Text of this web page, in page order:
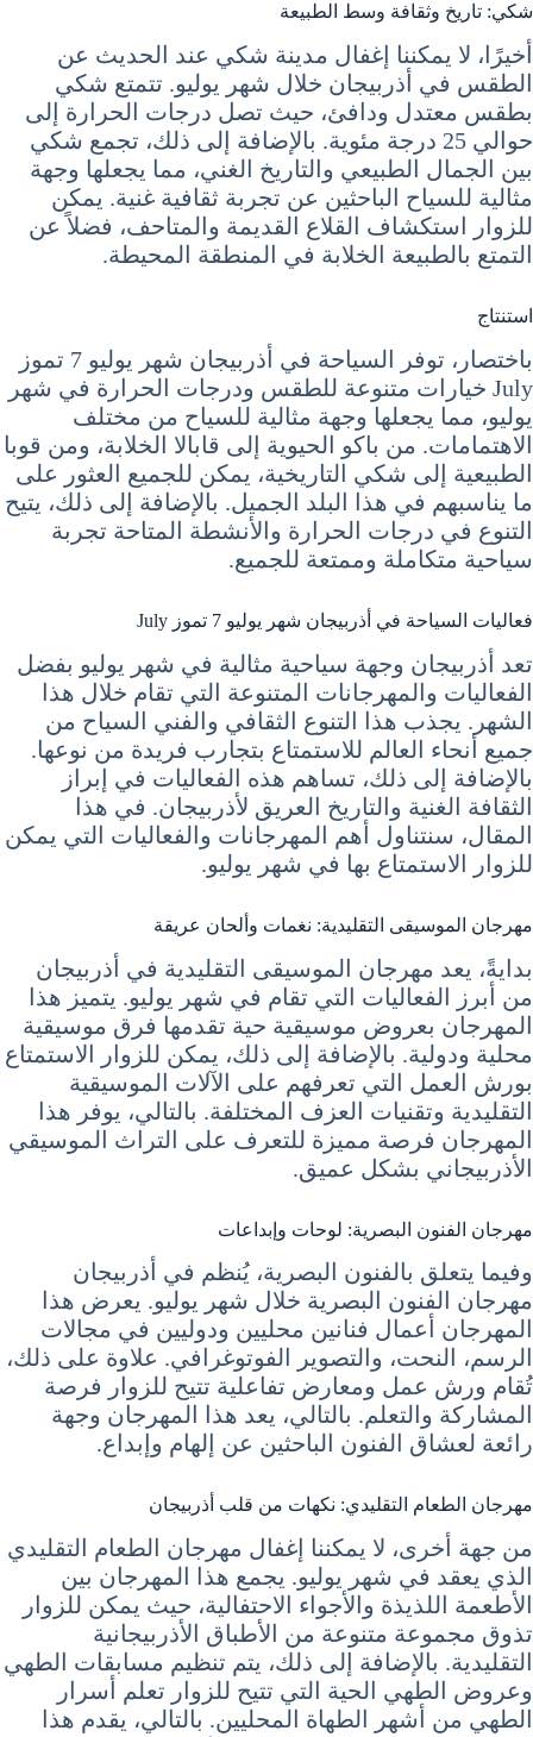
شكي: تاريخ وثقافة وسط الطبيعة
أخيرًا، لا يمكننا إغفال مدينة شكي عند الحديث عن
الطقس في أذربيجان خلال شهر يوليو. تتمتع شكي
بطقس معتدل ودافئ، حيث تصل درجات الحرارة إلى
حوالي 25 درجة مئوية. بالإضافة إلى ذلك، تجمع شكي
بين الجمال الطبيعي والتاريخ الغني، مما يجعلها وجهة
مثالية للسياح الباحثين عن تجربة ثقافية غنية. يمكن
للزوار استكشاف القلاع القديمة والمتاحف، فضلاً عن
التمتع بالطبيعة الخلابة في المنطقة المحيطة.
استنتاج
باختصار، توفر السياحة في أذربيجان شهر يوليو 7 تموز
July خيارات متنوعة للطقس ودرجات الحرارة في شهر
يوليو، مما يجعلها وجهة مثالية للسياح من مختلف
الاهتمامات. من باكو الحيوية إلى قابالا الخلابة، ومن قوبا
الطبيعية إلى شكي التاريخية، يمكن للجميع العثور على
ما يناسبهم في هذا البلد الجميل. بالإضافة إلى ذلك، يتيح
التنوع في درجات الحرارة والأنشطة المتاحة تجربة
سياحية متكاملة وممتعة للجميع.
فعاليات السياحة في أذربيجان شهر يوليو 7 تموز July
تعد أذربيجان وجهة سياحية مثالية في شهر يوليو بفضل
الفعاليات والمهرجانات المتنوعة التي تقام خلال هذا
الشهر. يجذب هذا التنوع الثقافي والفني السياح من
جميع أنحاء العالم للاستمتاع بتجارب فريدة من نوعها.
بالإضافة إلى ذلك، تساهم هذه الفعاليات في إبراز
الثقافة الغنية والتاريخ العريق لأذربيجان. في هذا
المقال، سنتناول أهم المهرجانات والفعاليات التي يمكن
للزوار الاستمتاع بها في شهر يوليو.
مهرجان الموسيقى التقليدية: نغمات وألحان عريقة
بدايةً، يعد مهرجان الموسيقى التقليدية في أذربيجان
من أبرز الفعاليات التي تقام في شهر يوليو. يتميز هذا
المهرجان بعروض موسيقية حية تقدمها فرق موسيقية
محلية ودولية. بالإضافة إلى ذلك، يمكن للزوار الاستمتاع
بورش العمل التي تعرفهم على الآلات الموسيقية
التقليدية وتقنيات العزف المختلفة. بالتالي، يوفر هذا
المهرجان فرصة مميزة للتعرف على التراث الموسيقي
الأذربيجاني بشكل عميق.
مهرجان الفنون البصرية: لوحات وإبداعات
وفيما يتعلق بالفنون البصرية، يُنظم في أذربيجان
مهرجان الفنون البصرية خلال شهر يوليو. يعرض هذا
المهرجان أعمال فنانين محليين ودوليين في مجالات
الرسم، النحت، والتصوير الفوتوغرافي. علاوة على ذلك،
تُقام ورش عمل ومعارض تفاعلية تتيح للزوار فرصة
المشاركة والتعلم. بالتالي، يعد هذا المهرجان وجهة
رائعة لعشاق الفنون الباحثين عن إلهام وإبداع.
مهرجان الطعام التقليدي: نكهات من قلب أذربيجان
من جهة أخرى، لا يمكننا إغفال مهرجان الطعام التقليدي
الذي يعقد في شهر يوليو. يجمع هذا المهرجان بين
الأطعمة اللذيذة والأجواء الاحتفالية، حيث يمكن للزوار
تذوق مجموعة متنوعة من الأطباق الأذربيجانية
التقليدية. بالإضافة إلى ذلك، يتم تنظيم مسابقات الطهي
وعروض الطهي الحية التي تتيح للزوار تعلم أسرار
الطهي من أشهر الطهاة المحليين. بالتالي، يقدم هذا